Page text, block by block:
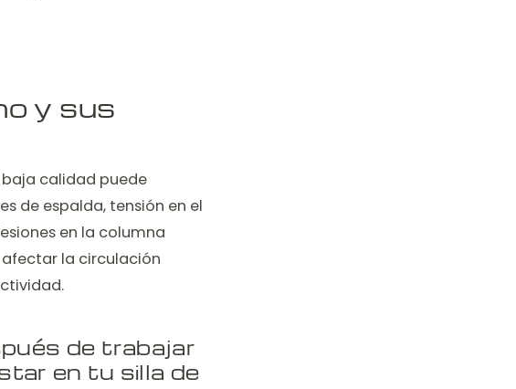
y sus
calidad puede
de espalda, tensión en el
en la columna
la circulación
de trabajar
en tu silla de